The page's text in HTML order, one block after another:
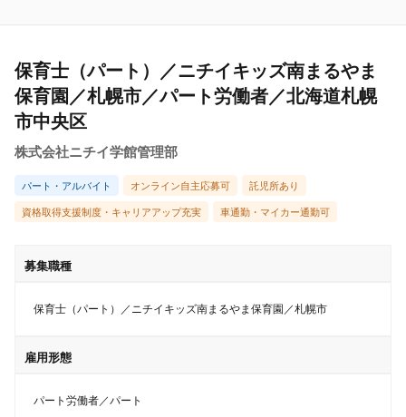
保育士（パート）／ニチイキッズ南まるやま
保育園／札幌市／パート労働者／北海道札幌
市中央区
株式会社ニチイ学館管理部
パート・アルバイト オンライン自主応募可 託児所あり
資格取得支援制度・キャリアアップ充実 車通勤・マイカー通勤可
募集職種
保育士（パート）／ニチイキッズ南まるやま保育園／札幌市
雇用形態
パート労働者／パート